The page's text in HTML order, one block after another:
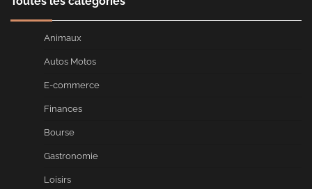
Animaux
Autos Motos
E-commerce
Finances
Bourse
Gastronomie
Loisirs